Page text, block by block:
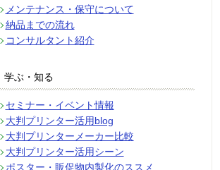
メンテナンス・保守について
納品までの流れ
コンサルタント紹介
学ぶ・知る
セミナー・イベント情報
大判プリンター活用blog
大判プリンターメーカー比較
大判プリンター活用シーン
ポスター・販促物内製化のススメ